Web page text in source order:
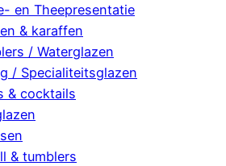
en Theepresentatie
& karaffen
/ Waterglazen
/ Specialiteitsglazen
& cocktails
& tumblers